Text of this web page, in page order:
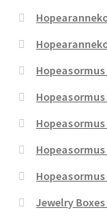
Jewelry